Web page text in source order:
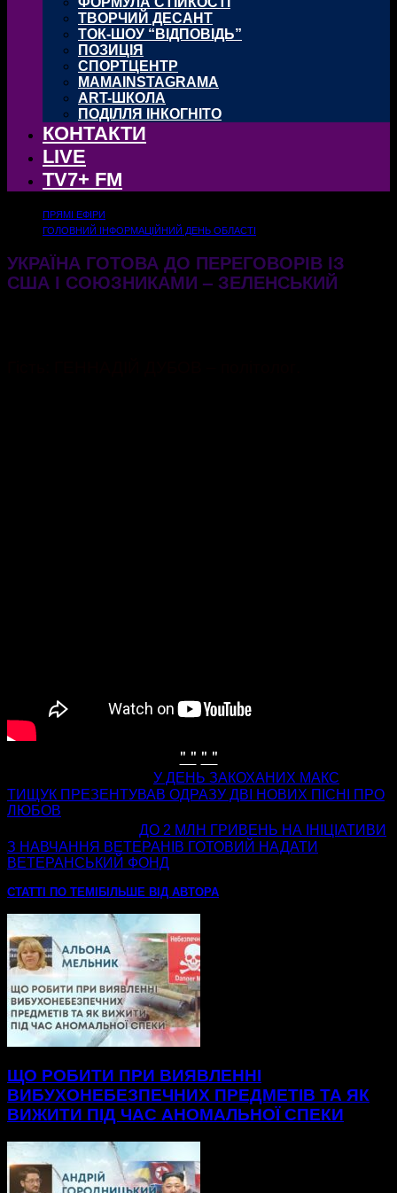
ТВОРЧИЙ ДЕСАНТ
ТОК-ШОУ “ВІДПОВІДЬ”
ПОЗИЦІЯ
СПОРТЦЕНТР
MAMAINSTAGRAMA
ART-ШКОЛА
ПОДІЛЛЯ ІНКОГНІТО
КОНТАКТИ
LIVE
TV7+ FM
ПРЯМІ ЕФІРИ
ГОЛОВНИЙ ІНФОРМАЦІЙНИЙ ДЕНЬ ОБЛАСТІ
УКРАЇНА ГОТОВА ДО ПЕРЕГОВОРІВ ІЗ
США І СОЮЗНИКАМИ – ЗЕЛЕНСЬКИЙ
" " " "
У ДЕНЬ ЗАКОХАНИХ МАКС
ТИЩУК ПРЕЗЕНТУВАВ ОДРАЗУ ДВІ НОВИХ ПІСНІ ПРО
ЛЮБОВ
ДО 2 МЛН ГРИВЕНЬ НА ІНІЦІАТИВИ
З НАВЧАННЯ ВЕТЕРАНІВ ГОТОВИЙ НАДАТИ
ВЕТЕРАНСЬКИЙ ФОНД
СТАТТІ ПО ТЕМІ БІЛЬШЕ ВІД АВТОРА
ЩО РОБИТИ ПРИ ВИЯВЛЕННІ
ВИБУХОНЕБЕЗПЕЧНИХ ПРЕДМЕТІВ ТА ЯК
ВИЖИТИ ПІД ЧАС АНОМАЛЬНОЇ СПЕКИ